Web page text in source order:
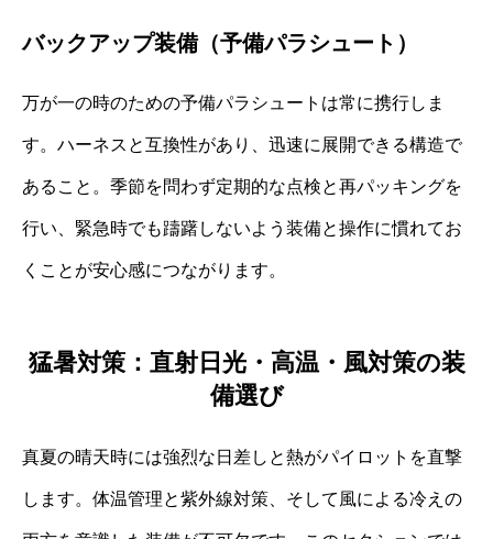
バックアップ装備（予備パラシュート）
万が一の時のための予備パラシュートは常に携行しま
す。ハーネスと互換性があり、迅速に展開できる構造で
あること。季節を問わず定期的な点検と再パッキングを
行い、緊急時でも躊躇しないよう装備と操作に慣れてお
くことが安心感につながります。
猛暑対策：直射日光・高温・風対策の装
備選び
真夏の晴天時には強烈な日差しと熱がパイロットを直撃
します。体温管理と紫外線対策、そして風による冷えの